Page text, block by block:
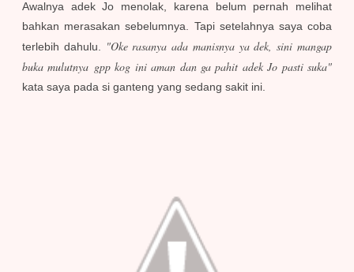
Awalnya adek Jo menolak, karena belum pernah melihat
bahkan merasakan sebelumnya. Tapi setelahnya saya coba
terlebih dahulu.
"Oke rasanya ada manisnya ya dek, sini mangap
buka mulutnya gpp kog ini aman dan ga pahit adek Jo pasti suka"
kata saya pada si ganteng yang sedang sakit ini.